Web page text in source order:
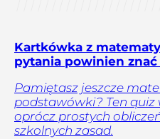
Kartkówka z
pytania powinien znać
Pamiętasz jeszcze
podstawówki? Ten quiz
oprócz prostych
szkolnych zasad.